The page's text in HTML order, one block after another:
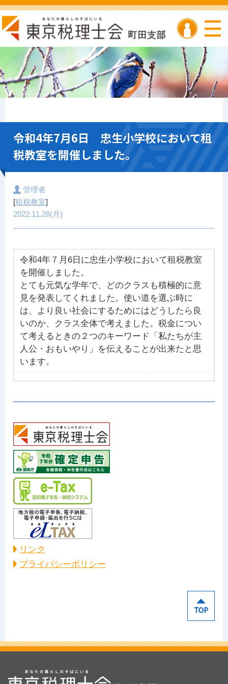
令和4年7月6日 忠生小学校において租
税教室を開催しました。
管理者
[租税教室]
2022.11.28(月)
令和4年７月6日に忠生小学校において租税教室
を開催しました。
とても元気な学年で、どのクラスも積極的に意
見を発表してくれました。使い道を選ぶ時に
は、より良い社会にするためにはどうしたら良
いのか、クラス全体で考えました。税金につい
て考えるときの２つのキーワード「私たちが主
人公・おもいやり」を伝えることが出来たと思
います。
リンク
プライバシーポリシー